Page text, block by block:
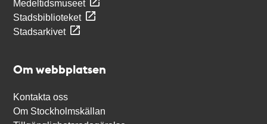
Medeltidsmuseet
Stadsbiblioteket
Stadsarkivet
Om webbplatsen
Kontakta oss
Om Stockholmskällan